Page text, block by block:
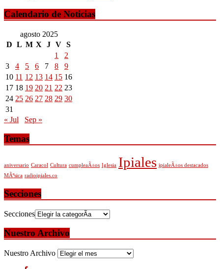
Calendario de Noticias
agosto 2025
D L M X J V S
1
2
3
4 5 6 7 8
9
10 11 12 13 14 15 16
17 18 19 20 21 22 23
24 25 26 27 28 29 30
31
« Jul
Sep »
Temas
aniversario Caracol Cultura cumpleaÃ±os Iglesia Ipiales ipialeÃ±os destacados
MÃºsica radioipiales.co
Secciones
Secciones
Nuestro Archivo
Nuestro Archivo